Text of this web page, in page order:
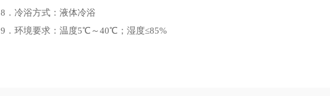
8．冷浴方式：液体冷浴
9．环境要求：温度5℃～40℃；湿度≤85%